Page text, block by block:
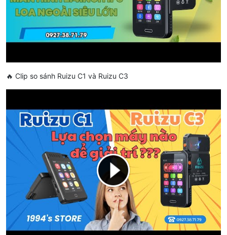
🔥 Clip so sánh Ruizu C1 và Ruizu C3